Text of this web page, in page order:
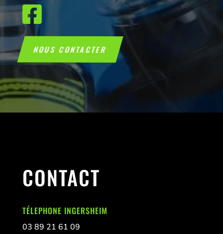

NOUS CONTACTER
CONTACT
TÉLEPHONE INGERSHEIM
03 89 21 61 09